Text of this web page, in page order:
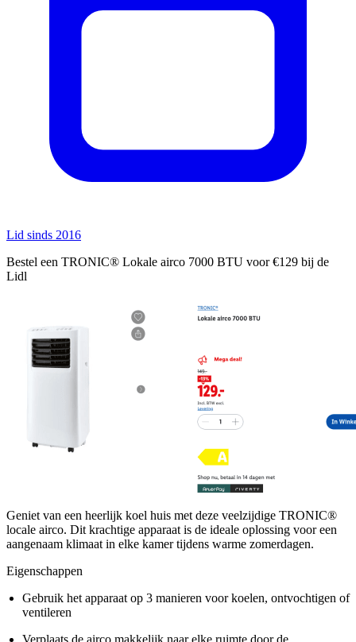
Lid sinds 2016
Bestel een TRONIC® Lokale airco 7000 BTU voor €129 bij de
Lidl
Geniet van een heerlijk koel huis met deze veelzijdige TRONIC®
locale airco. Dit krachtige apparaat is de ideale oplossing voor een
aangenaam klimaat in elke kamer tijdens warme zomerdagen.
Eigenschappen
Gebruik het apparaat op 3 manieren voor koelen, ontvochtigen of
ventileren
Verplaats de airco makkelijk naar elke ruimte door de